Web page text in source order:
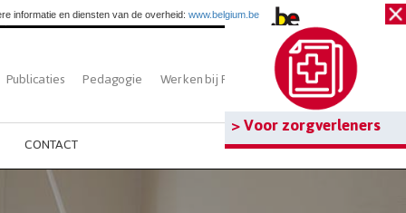
> Voor zorgverleners
informatie en diensten van de overheid: www.belgium.be
Publicaties Pedagogie Werken bij Fedasil Zoeken
CONTACT